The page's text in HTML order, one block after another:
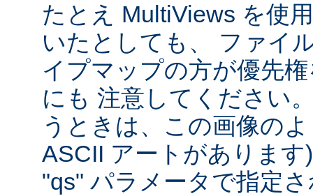
たとえ MultiViews を使
いたとしても、 ファイ
イプマップの方が優先
にも 注意してください
うときは、この画像の
ASCII アートがありま
"qs" パラメータで指定